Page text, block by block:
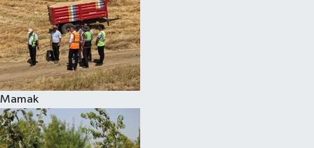
Mamak